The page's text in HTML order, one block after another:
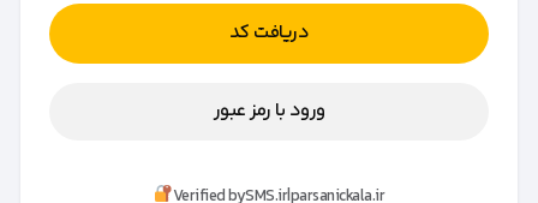
دریافت کد
ورود با رمز عبور
Verified bySMS.ir|parsanickala.ir